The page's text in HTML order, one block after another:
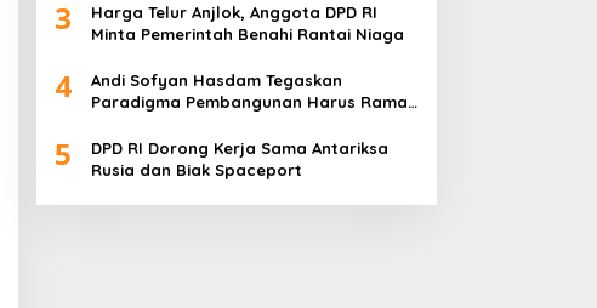
3
Harga Telur Anjlok, Anggota DPD RI
Minta Pemerintah Benahi Rantai Niaga
4
Andi Sofyan Hasdam Tegaskan
Paradigma Pembangunan Harus Ramah
5
DPD RI Dorong Kerja Sama Antariksa
Rusia dan Biak Spaceport